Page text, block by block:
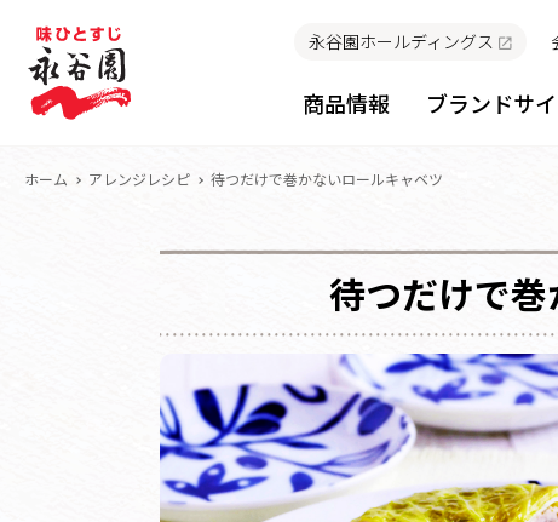
永谷園ホールディングス
商品情報 ブランドサ
ホーム アレンジレシピ 待つだけで巻かないロールキャベツ
待つだけで